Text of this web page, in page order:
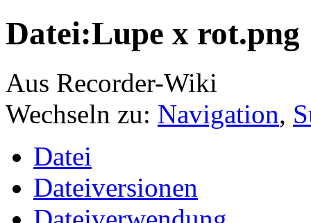
Datei:Lupe x rot.png
Aus Recorder-Wiki
Wechseln zu: Navigation,
Datei
Dateiversionen